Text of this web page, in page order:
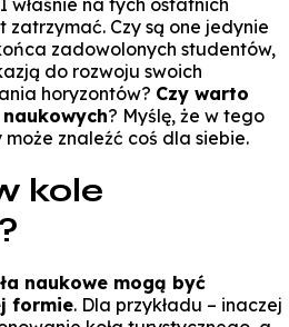
I właśnie na tych ostatnich
zatrzymać. Czy są one jedynie
zadowolonych studentów,
do rozwoju swoich
horyzontów? Czy warto
? Myślę, że w tego
znaleźć coś dla siebie.
kole
naukowe mogą być
formie. Dla przykładu – inaczej